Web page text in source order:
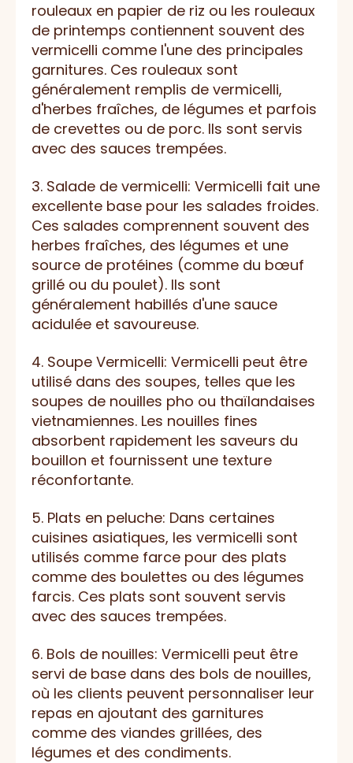
rouleaux en papier de riz ou les rouleaux
de printemps contiennent souvent des
vermicelli comme l'une des principales
garnitures. Ces rouleaux sont
généralement remplis de vermicelli,
d'herbes fraîches, de légumes et parfois
de crevettes ou de porc. Ils sont servis
avec des sauces trempées.
3. Salade de vermicelli: Vermicelli fait une
excellente base pour les salades froides.
Ces salades comprennent souvent des
herbes fraîches, des légumes et une
source de protéines (comme du bœuf
grillé ou du poulet). Ils sont
généralement habillés d'une sauce
acidulée et savoureuse.
4. Soupe Vermicelli: Vermicelli peut être
utilisé dans des soupes, telles que les
soupes de nouilles pho ou thaïlandaises
vietnamiennes. Les nouilles fines
absorbent rapidement les saveurs du
bouillon et fournissent une texture
réconfortante.
5. Plats en peluche: Dans certaines
cuisines asiatiques, les vermicelli sont
utilisés comme farce pour des plats
comme des boulettes ou des légumes
farcis. Ces plats sont souvent servis
avec des sauces trempées.
6. Bols de nouilles: Vermicelli peut être
servi de base dans des bols de nouilles,
où les clients peuvent personnaliser leur
repas en ajoutant des garnitures
comme des viandes grillées, des
légumes et des condiments.